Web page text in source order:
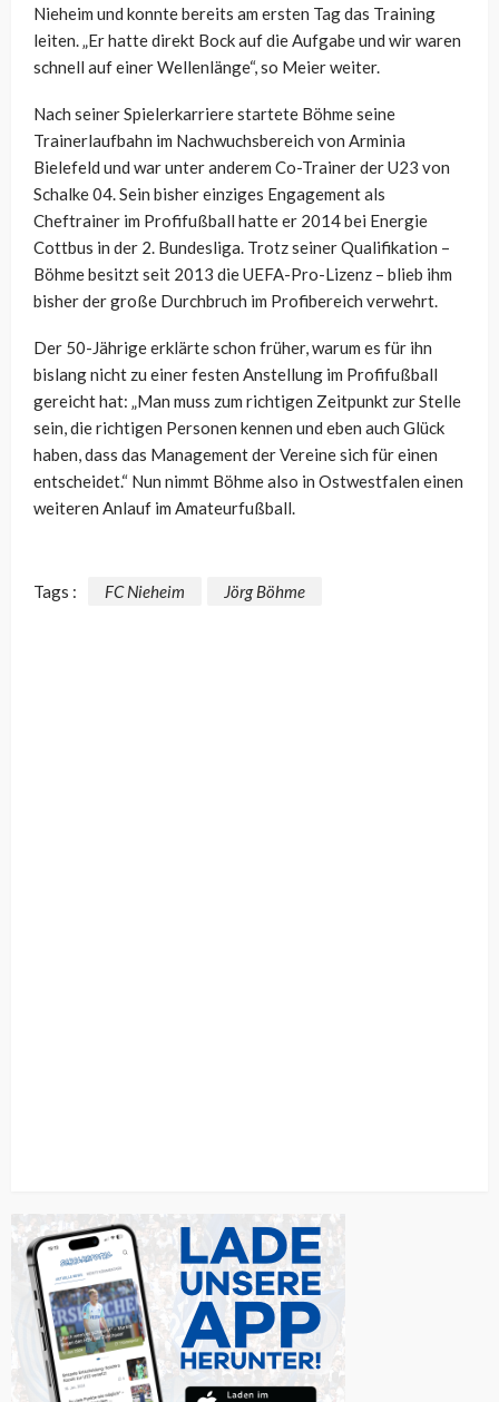
Nieheim und konnte bereits am ersten Tag das Training
leiten. „Er hatte direkt Bock auf die Aufgabe und wir waren
schnell auf einer Wellenlänge“, so Meier weiter.
Nach seiner Spielerkarriere startete Böhme seine
Trainerlaufbahn im Nachwuchsbereich von Arminia
Bielefeld und war unter anderem Co-Trainer der U23 von
Schalke 04. Sein bisher einziges Engagement als
Cheftrainer im Profifußball hatte er 2014 bei Energie
Cottbus in der 2. Bundesliga. Trotz seiner Qualifikation –
Böhme besitzt seit 2013 die UEFA-Pro-Lizenz – blieb ihm
bisher der große Durchbruch im Profibereich verwehrt.
Der 50-Jährige erklärte schon früher, warum es für ihn
bislang nicht zu einer festen Anstellung im Profifußball
gereicht hat: „Man muss zum richtigen Zeitpunkt zur Stelle
sein, die richtigen Personen kennen und eben auch Glück
haben, dass das Management der Vereine sich für einen
entscheidet.“ Nun nimmt Böhme also in Ostwestfalen einen
weiteren Anlauf im Amateurfußball.
Tags : FC Nieheim Jörg Böhme